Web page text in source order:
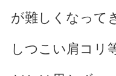
が難しくなって
しつこい肩コリ